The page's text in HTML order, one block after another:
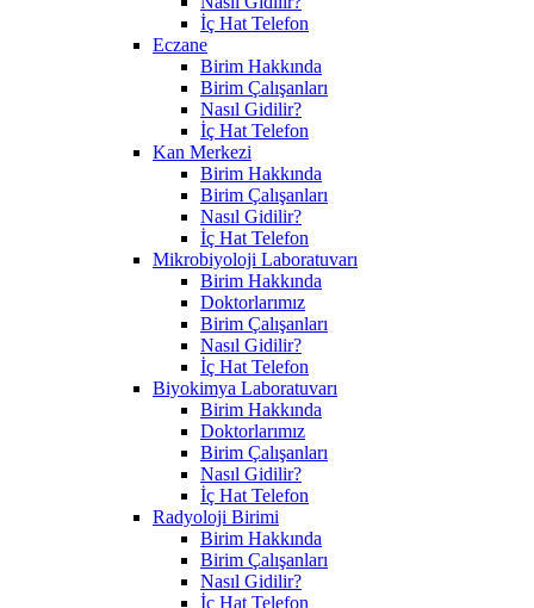
İç Hat Telefon
Eczane
Birim Hakkında
Birim Çalışanları
Nasıl Gidilir?
İç Hat Telefon
Kan Merkezi
Birim Hakkında
Birim Çalışanları
Nasıl Gidilir?
İç Hat Telefon
Mikrobiyoloji Laboratuvarı
Birim Hakkında
Doktorlarımız
Birim Çalışanları
Nasıl Gidilir?
İç Hat Telefon
Biyokimya Laboratuvarı
Birim Hakkında
Doktorlarımız
Birim Çalışanları
Nasıl Gidilir?
İç Hat Telefon
Radyoloji Birimi
Birim Hakkında
Birim Çalışanları
Nasıl Gidilir?
İç Hat Telefon